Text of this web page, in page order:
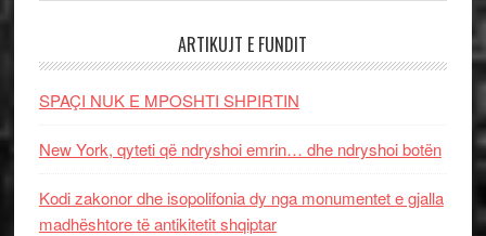
ARTIKUJT E FUNDIT
SPAÇI NUK E MPOSHTI SHPIRTIN
New York, qyteti që ndryshoi emrin… dhe ndryshoi botën
Kodi zakonor dhe isopolifonia dy nga monumentet e gjalla
madhështore të antikitetit shqiptar